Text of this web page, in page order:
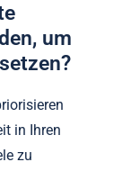
um
in Ihren
zu